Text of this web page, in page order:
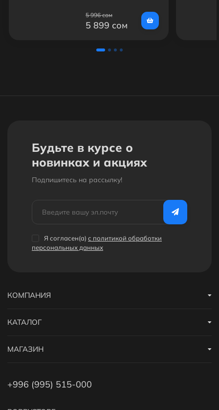
5 996 сом
5 899 сом
Будьте в курсе о
новинках и акциях
Подпишитесь на рассылкy!
Я согласен(a) с политикой обработки
персональных данных
КОМПАНИЯ
КАТАЛОГ
МАГАЗИН
+996 (995) 515-000